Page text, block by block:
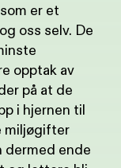
er et
oss selv. De
opptak av
på at de
i hjernen til
miljøgifter
dermed ende